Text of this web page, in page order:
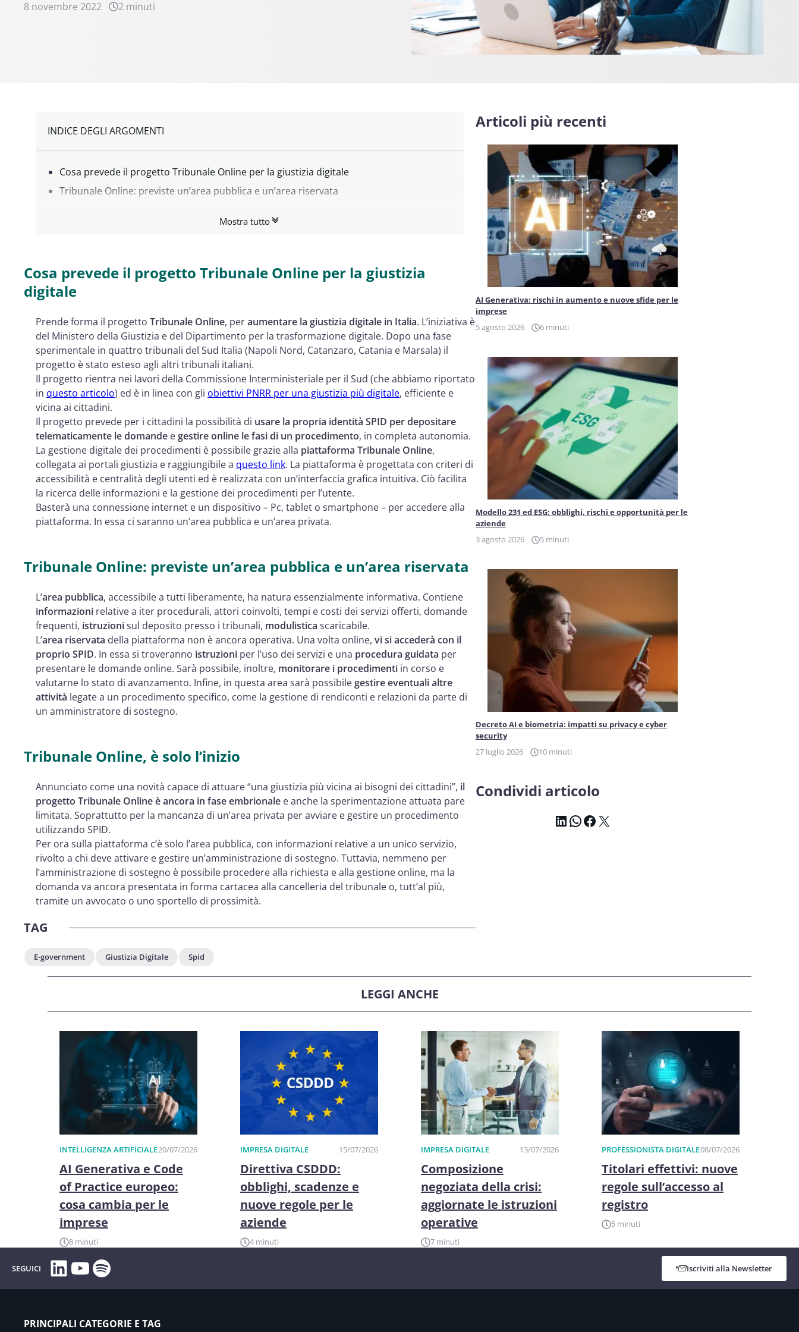
8 novembre 2022 2 minuti
INDICE DEGLI ARGOMENTI
Cosa prevede il progetto Tribunale Online per la giustizia digitale
Tribunale Online: previste un’area pubblica e un’area riservata
Mostra tutto
Cosa prevede il progetto Tribunale Online per la giustizia
digitale
Prende forma il progetto Tribunale Online, peraumentare la giustizia digitale in Italia. L’iniziativa è
del Ministero della Giustizia e del Dipartimento per la trasformazione digitale. Dopo una fase
sperimentale in quattro tribunali del Sud Italia (Napoli Nord, Catanzaro, Catania e Marsala) il
progetto è stato esteso agli altri tribunali italiani.
Il progetto rientra nei lavori della Commissione Interministeriale per il Sud (che abbiamo riportato
in questo articolo) ed è in linea con gli obiettivi PNRR per una giustizia più digitale, efficiente e
vicina ai cittadini.
Il progetto prevede per i cittadini la possibilità di usare la propria identità SPID perdepositare
telematicamente le domande egestire online le fasi di un procedimento, in completa autonomia.
La gestione digitale dei procedimenti è possibile grazie alla piattaforma Tribunale Online,
collegata ai portali giustizia e raggiungibile a questo link. La piattaforma è progettata con criteri di
accessibilità e centralità degli utenti ed è realizzata con un’interfaccia grafica intuitiva. Ciò facilita
la ricerca delle informazioni e la gestione dei procedimenti per l’utente.
Basterà una connessione internet e un dispositivo – Pc, tablet o smartphone – per accedere alla
piattaforma. In essa ci saranno un’area pubblica e un’area privata.
Tribunale Online: previste un’area pubblica e un’area riservata
L’area pubblica, accessibile a tutti liberamente, ha natura essenzialmente informativa. Contiene
informazioni relative a iter procedurali, attori coinvolti, tempi e costi dei servizi offerti, domande
frequenti, istruzionisul deposito presso i tribunali, modulistica scaricabile.
L’area riservata della piattaforma non è ancora operativa. Una volta online, vi si accederà con il
proprio SPID. In essa si troveranno istruzioni per l’uso dei servizi e una procedura guidata per
presentare le domande online. Sarà possibile, inoltre, monitorare i procedimenti in corso e
valutarne lo stato di avanzamento. Infine, in questa area sarà possibilegestire eventuali altre
attività legate a un procedimento specifico, come la gestione di rendiconti e relazioni da parte di
un amministratore di sostegno.
Tribunale Online, è solo l’inizio
Annunciato come una novità capace di attuare “una giustizia più vicina ai bisogni dei cittadini”, il
progetto Tribunale Online è ancora in fase embrionale e anche la sperimentazione attuata pare
limitata. Soprattutto per la mancanza di un’area privata per avviare e gestire un procedimento
utilizzando SPID.
Per ora sulla piattaforma c’è solo l’area pubblica, con informazioni relative a un unico servizio,
rivolto a chi deve attivare e gestire un’amministrazione di sostegno. Tuttavia, nemmeno per
l’amministrazione di sostegno è possibile procedere alla richiesta e alla gestione online, ma la
domanda va ancora presentata in forma cartacea alla cancelleria del tribunale o, tutt’al più,
tramite un avvocato o uno sportello di prossimità.
TAG
E-government Giustizia Digitale Spid
Articoli più recenti
AI Generativa: rischi in aumento e nuove sfide per le
imprese
5 agosto 2026
6 minuti
Modello 231 ed ESG: obblighi, rischi e opportunità per le
aziende
3 agosto 2026
5 minuti
Decreto AI e biometria: impatti su privacy e cyber
security
27 luglio 2026
10 minuti
Condividi articolo
LinkedIn WhatsApp Facebook X
LEGGI ANCHE
INTELLIGENZA ARTIFICIALE20/07/2026
AI Generativa e Code
of Practice europeo:
cosa cambia per le
imprese
8 minuti
IMPRESA DIGITALE 15/07/2026
Direttiva CSDDD:
obblighi, scadenze e
nuove regole per le
aziende
4 minuti
IMPRESA DIGITALE 13/07/2026
Composizione
negoziata della crisi:
aggiornate le istruzioni
operative
7 minuti
PROFESSIONISTA DIGITALE08/07/2026
Titolari effettivi: nuove
regole sull’accesso al
registro
5 minuti
SEGUICI LinkedIn
YouTube
Spotify Iscriviti alla Newsletter
PRINCIPALI CATEGORIE E TAG